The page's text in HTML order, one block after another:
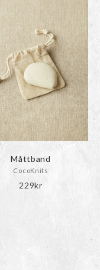
Måttband
CocoKnits
229kr
produkten
har
flera
varianter.
olika
alternativen
kan
väljas
på